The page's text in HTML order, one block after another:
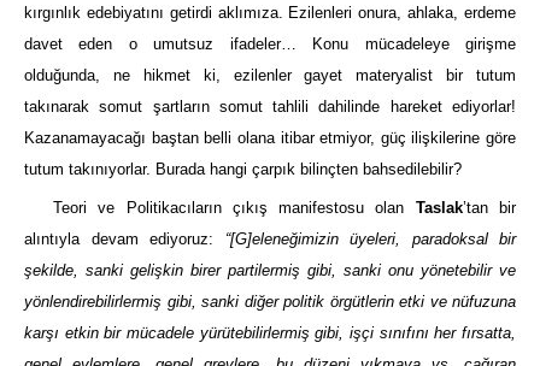
kırgınlık edebiyatını getirdi aklımıza. Ezilenleri onura, ahlaka, erdeme
davet eden o umutsuz ifadeler… Konu mücadeleye girişme
olduğunda, ne hikmet ki, ezilenler gayet materyalist bir tutum
takınarak somut şartların somut tahlili dahilinde hareket ediyorlar!
Kazanamayacağı baştan belli olana itibar etmiyor, güç ilişkilerine göre
tutum takınıyorlar. Burada hangi çarpık bilinçten bahsedilebilir?
Teori ve Politikacıların çıkış manifestosu olan Taslak’tan bir
alıntıyla devam ediyoruz: “[G]eleneğimizin üyeleri, paradoksal bir
şekilde, sanki gelişkin birer partilermiş gibi, sanki onu yönetebilir ve
yönlendirebilirlermiş gibi, sanki diğer politik örgütlerin etki ve nüfuzuna
karşı etkin bir mücadele yürütebilirlermiş gibi, işçi sınıfını her fırsatta,